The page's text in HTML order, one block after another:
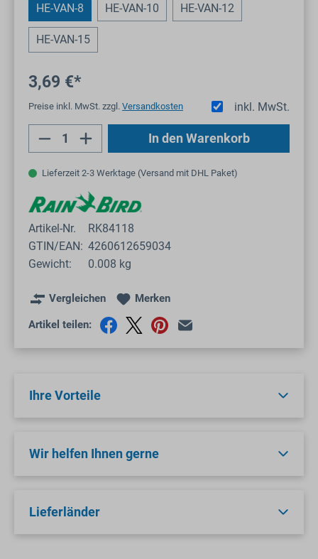
HE-VAN-8 HE-VAN-10 HE-VAN-12
HE-VAN-15
3,69 €*
inkl. MwSt.
Preise inkl. MwSt. zzgl. Versandkosten
Produkt Anzahl: Gib den gewünschten
In den Warenkorb
Lieferzeit 2-3 Werktage (Versand mit DHL Paket)
Artikel-Nr.
RK84118
GTIN/EAN: 4260612659034
Gewicht:
0.008 kg
Vergleichen Merken
Artikel teilen:
Ihre Vorteile
Wir helfen Ihnen gerne
Lieferländer